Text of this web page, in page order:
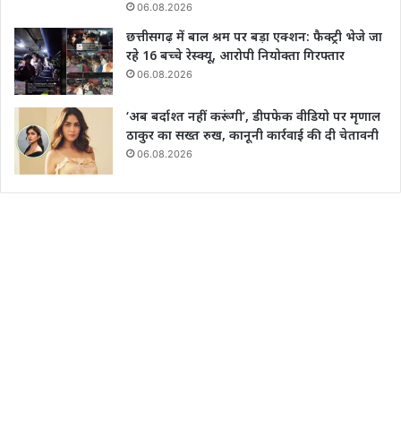
06.08.2026
छत्तीसगढ़ में बाल श्रम पर बड़ा एक्शन: फैक्ट्री भेजे जा
रहे 16 बच्चे रेस्क्यू, आरोपी नियोक्ता गिरफ्तार
06.08.2026
‘अब बर्दाश्त नहीं करूंगी’, डीपफेक वीडियो पर मृणाल
ठाकुर का सख्त रुख, कानूनी कार्रवाई की दी चेतावनी
06.08.2026